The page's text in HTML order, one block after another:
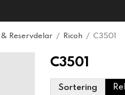
Reservdelar / Ricoh / C3501
C3501
Sortering